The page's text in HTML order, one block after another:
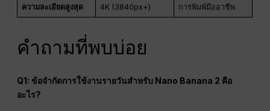
ความละเอียดสูงสุด 4K (3840px+) การพิมพ์มืออาชีพ
คำถามที่พบบ่อย
Q1: ข้อจำกัดการใช้งานรายวันสำหรับ Nano Banana 2 คือ
อะไร?